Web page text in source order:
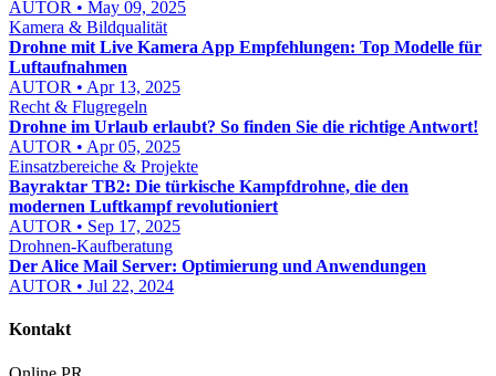
AUTOR • May 09, 2025
Kamera & Bildqualität
Drohne mit Live Kamera App Empfehlungen: Top Modelle für
Luftaufnahmen
AUTOR • Apr 13, 2025
Recht & Flugregeln
Drohne im Urlaub erlaubt? So finden Sie die richtige Antwort!
AUTOR • Apr 05, 2025
Einsatzbereiche & Projekte
Bayraktar TB2: Die türkische Kampfdrohne, die den
modernen Luftkampf revolutioniert
AUTOR • Sep 17, 2025
Drohnen-Kaufberatung
Der Alice Mail Server: Optimierung und Anwendungen
AUTOR • Jul 22, 2024
Kontakt